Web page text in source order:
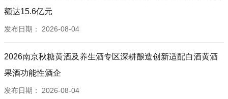
额达15.6亿元
发布日期： 2026-08-04
2026南京秋糖黄酒及养生酒专区深耕酿造创新适配白酒黄酒
果酒功能性酒企
发布日期： 2026-08-04